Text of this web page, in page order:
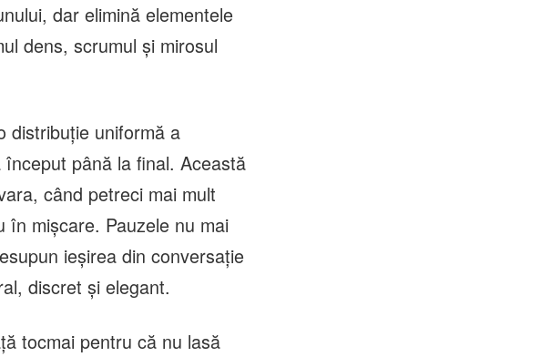
dar elimină elementele
dens, scrumul și mirosul
distribuție uniformă a
până la final. Această
când petreci mai mult
mișcare. Pauzele nu mai
ieșirea din conversație
discret și elegant.
tocmai pentru că nu lasă